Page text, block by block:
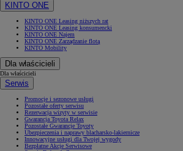
KINTO ONE
KINTO ONE Leasing niższych rat
KINTO ONE Leasing konsumencki
KINTO ONE Najem
KINTO ONE Zarządzanie flotą
KINTO Mobility
Dla właścicieli
Dla właścicieli
Serwis
Promocje i sezonowe usługi
Pozostałe oferty serwisu
Rezerwacja wizyty w serwisie
Gwarancja Toyota Relax
Pozostałe Gwarancje Toyoty
Ubezpieczenia i naprawy blacharsko-lakiernicze
Innowacyjne usługi dla Twojej wygody
Bezpłatne Akcje Serwisowe